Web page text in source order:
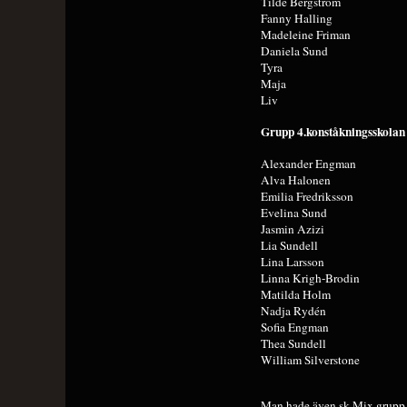
Fanny Halling
Madeleine Friman
Daniela Sund
Tyra
Maja
Liv
Grupp 4.konståkningsskolan
Alexander Engman
Alva Halonen
Emilia Fredriksson
Evelina Sund
Jasmin Azizi
Lia Sundell
Lina Larsson
Linna Krigh-Brodin
Matilda Holm
Nadja Rydén
Sofia Engman
Thea Sundell
William Silverstone